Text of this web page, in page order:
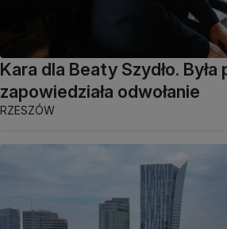
Kara dla Beaty Szydło. Była
zapowiedziała odwołanie
RZESZÓW